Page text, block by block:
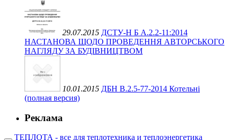
29.07.2015 ДСТУ-Н Б А.2.2-11:2014
НАСТАНОВА ЩОДО ПРОВЕДЕННЯ АВТОРСЬКОГО
НАГЛЯДУ ЗА БУДІВНИЦТВОМ
10.01.2015 ДБН В.2.5-77-2014 Котельні
(полная версия)
Реклама
ТЕПЛОТА - все для теплотехника и теплоэнергетика